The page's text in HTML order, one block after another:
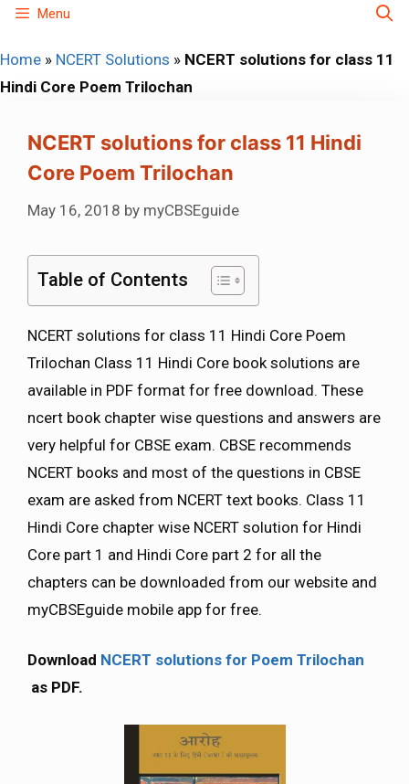
Skip
content
Menu
Home » NCERT Solutions » NCERT solutions for class 11
Hindi Core Poem Trilochan
NCERT solutions for class 11 Hindi
Core Poem Trilochan
May 16, 2018 by myCBSEguide
Table of Contents
NCERT solutions for class 11 Hindi Core Poem
Trilochan Class 11 Hindi Core book solutions are
available in PDF format for free download. These
ncert book chapter wise questions and answers are
very helpful for CBSE exam. CBSE recommends
NCERT books and most of the questions in CBSE
exam are asked from NCERT text books. Class 11
Hindi Core chapter wise NCERT solution for Hindi
Core part 1 and Hindi Core part 2 for all the
chapters can be downloaded from our website and
myCBSEguide mobile app for free.
Download NCERT solutions for Poem Trilochan
as PDF.